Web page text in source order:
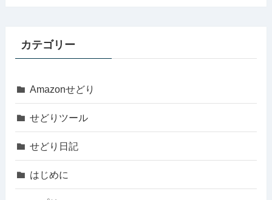
カテゴリー
Amazonせどり
せどりツール
せどり日記
はじめに